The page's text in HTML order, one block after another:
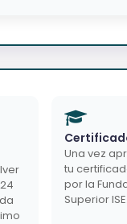
Una vez
tu
por la
Superior ISE.